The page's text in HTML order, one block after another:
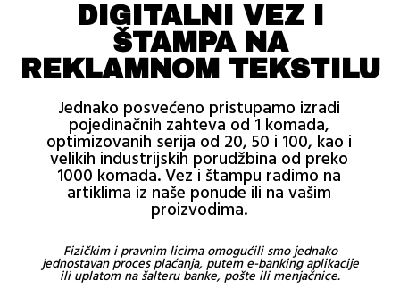
DIGITALNI VEZ I
ŠTAMPA NA
REKLAMNOM TEKSTILU
Jednako posvećeno pristupamo izradi
pojedinačnih zahteva od 1 komada,
optimizovanih serija od 20, 50 i 100, kao i
velikih industrijskih porudžbina od preko
1000 komada. Vez i štampu radimo na
artiklima iz naše ponude ili na vašim
proizvodima.
Fizičkim i pravnim licima omogućili smo jednako
jednostavan proces plaćanja, putem e-banking aplikacije
ili uplatom na šalteru banke, pošte ili menjačnice.